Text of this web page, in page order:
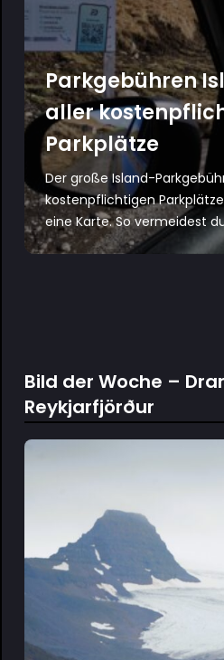
Parkgebühren
aller
Parkplätze
Der große Island-
kostenpflichtigen
eine Karte. So vermeidest
Bild der Woche –
Reykjarfjörður